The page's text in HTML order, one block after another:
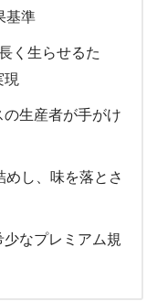
基準
く生らせるた
現
生産者が手がけ
し、味を落とさ
なプレミアム規